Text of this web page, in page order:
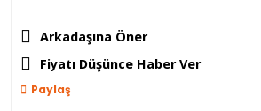
Arkadaşına Öner
Fiyatı Düşünce Haber Ver
Paylaş